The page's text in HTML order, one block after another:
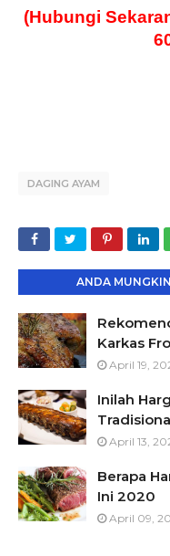
(Hubungi
DAGING AYAM
ANDA
Karkas
April 19,
Inilah
April 13,
Berapa
Ini 2020
April 09,